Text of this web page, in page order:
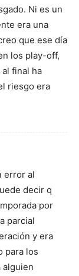
Ni es un
era una
que ese día
los play-off,
final ha
riesgo era
error al
decir q
por
parcial
y era
para los
alguien